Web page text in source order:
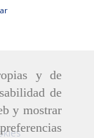
y de
de
y mostrar